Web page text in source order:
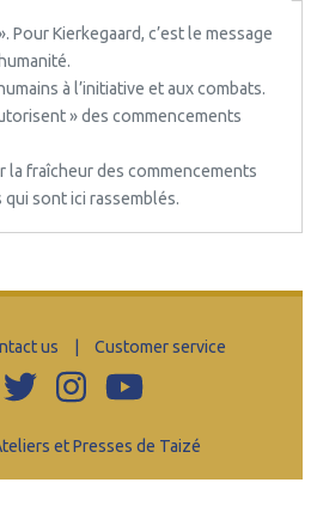
Pour Kierkegaard, c’est le message
à l’initiative et aux combats.
» des commencements
la fraîcheur des commencements
sont ici rassemblés.
us Customer service
et Presses de Taizé